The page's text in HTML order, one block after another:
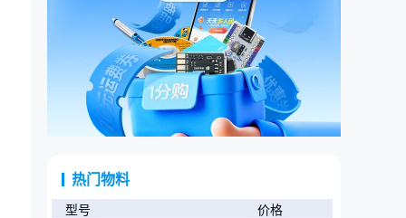
热门物料
型号 价格